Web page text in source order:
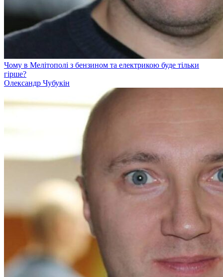
Чому в Мелітополі з бензином та електрикою буде тільки
гірше?
Олександр Чубукін